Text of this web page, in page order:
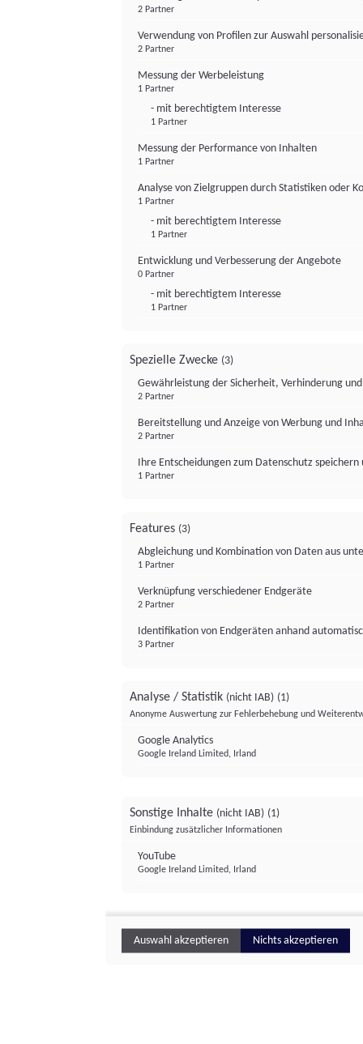
2 Partner
Verwendung von Profilen zur Auswahl
2 Partner
Messung der Werbeleistung
1 Partner
- mit berechtigtem Interesse
1 Partner
Messung der Performance von Inhalten
1 Partner
Analyse von Zielgruppen durch Statistiken oder
1 Partner
- mit berechtigtem Interesse
1 Partner
Entwicklung und Verbesserung der Angebote
0 Partner
- mit berechtigtem Interesse
1 Partner
Spezielle Zwecke (3)
Gewährleistung der Sicherheit, Verhinderung
2 Partner
Bereitstellung und Anzeige von Werbung und
2 Partner
Ihre Entscheidungen zum Datenschutz
1 Partner
Features (3)
Abgleichung und Kombination von Daten aus
1 Partner
Verknüpfung verschiedener Endgeräte
2 Partner
Identifikation von Endgeräten anhand
3 Partner
Analyse / Statistik (nicht IAB) (1)
Anonyme Auswertung zur Fehlerbehebung und
Google Analytics
Google Ireland Limited, Irland
Sonstige Inhalte (nicht IAB) (1)
Einbindung zusätzlicher Informationen
YouTube
Google Ireland Limited, Irland
Auswahl akzeptieren Nichts akzeptieren